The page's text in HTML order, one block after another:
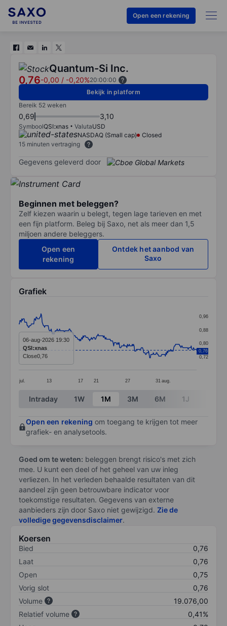
Open een rekening
Quantum-Si Inc.
0,76-0,00 / -0,20%20:00:00
Bekijk in platform
Bereik 52 weken
0,69 3,10
SymboolQSI:xnas ValutaUSD
NASDAQ (Small cap)
Closed
15 minuten vertraging
Gegevens geleverd door
Beginnen met beleggen?
Zelf kiezen waarin u belegt, tegen lage tarieven en met
een fijn platform. Beleg bij Saxo, net als meer dan 1,5
miljoen andere beleggers.
Open een
rekening
Ontdek het aanbod van
Saxo
Grafiek
Line chart with 297 data points.
The chart has 1 X axis displaying categories.
The chart has 1 Y axis displaying values. Data
jul. 13 17 21 27 31 aug.
0,72
0,80
0,88
0,96
0,76
06-aug-2026 19:30
QSI:xnas
Close0,76
End of interactive chart.
Intraday 1W 1M 3M 6M 1J
Open een rekening om toegang te krijgen tot meer
grafiek- en analysetools.
Goed om te weten: beleggen brengt risico's met zich
mee. U kunt een deel of het geheel van uw inleg
verliezen. In het verleden behaalde resultaten van dit
aandeel zijn geen betrouwbare indicator voor
toekomstige resultaten. Gegevens van externe
aanbieders zijn door Saxo niet gewijzigd. Zie de
volledige gegevensdisclaimer.
Koersen
Bied
0,76
Laat
0,76
Open
0,75
Vorig slot
0,76
Volume
19.076,00
Relatief volume
0,41%